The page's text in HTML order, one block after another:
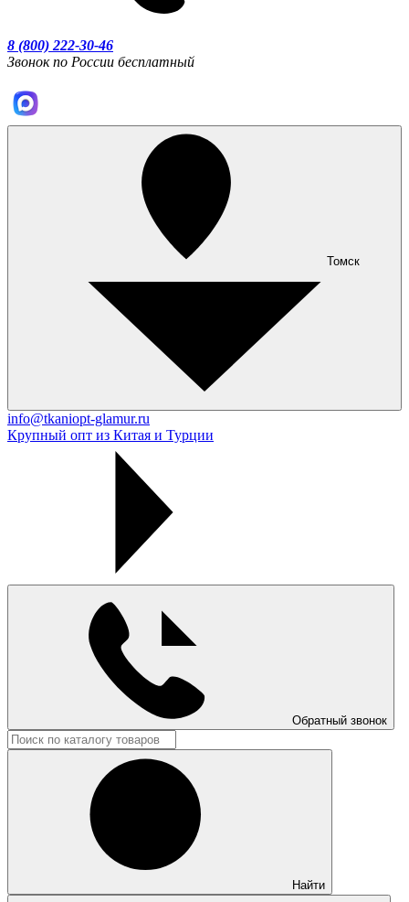
8 (800) 222-30-46
Звонок по России бесплатный
Томск
info@tkaniopt-glamur.ru
Крупный опт из Китая и Турции
Обратный звонок
Найти